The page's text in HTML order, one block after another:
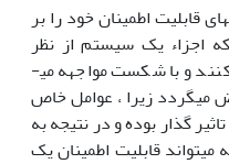
قابلیت اطمینان خود را بر
اجزاء یک سیستم از نظر
آماری به شیوه­ی مستقل، کار می کنند و با شکست مواجهه می­
زیرا ، عوامل خاص
گذار بوده و در نتیجه به
قابلیت اطمینان یک